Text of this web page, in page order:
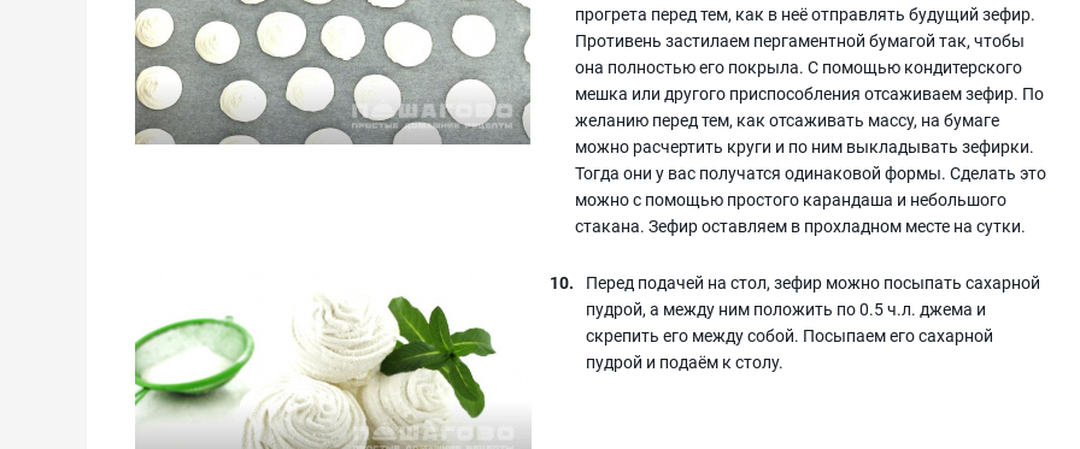
прогрета перед тем, как в неё отправлять будущий зефир.
Противень застилаем пергаментной бумагой так, чтобы
она полностью его покрыла. С помощью кондитерского
мешка или другого приспособления отсаживаем зефир. По
желанию перед тем, как отсаживать массу, на бумаге
можно расчертить круги и по ним выкладывать зефирки.
Тогда они у вас получатся одинаковой формы. Сделать это
можно с помощью простого карандаша и небольшого
стакана. Зефир оставляем в прохладном месте на сутки.
Перед подачей на стол, зефир можно посыпать сахарной
пудрой, а между ним положить по 0.5 ч.л. джема и
скрепить его между собой. Посыпаем его сахарной
пудрой и подаём к столу.